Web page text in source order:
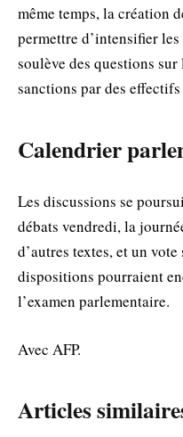
même temps, la création
permettre d’intensifier
soulève des questions
sanctions par des
Calendrier
Les discussions se
débats vendredi, la
d’autres textes, et un
dispositions pourraient
l’examen parlementaire.
Avec AFP.
Articles